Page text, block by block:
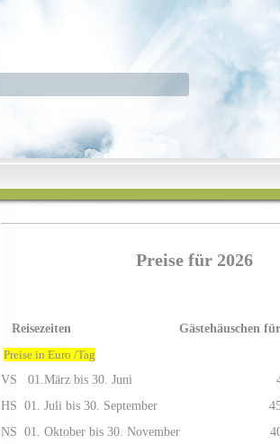
Preise für 2026
Reisezeiten Gästehäuschen für 2
Preise in Euro /Tag
VS 01.März
HS 01. Juli bis
NS 01. Oktober bis